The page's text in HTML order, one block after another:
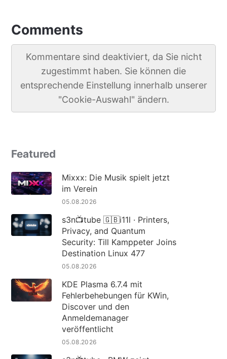
Comments
Kommentare sind deaktiviert, da Sie nicht
zugestimmt haben. Sie können die
entsprechende Einstellung innerhalb unserer
"Cookie-Auswahl" ändern.
Featured
Mixxx: Die Musik spielt jetzt
im Verein
05.08.2026
s3n📺tube 🇬🇧i11l · Printers,
Privacy, and Quantum
Security: Till Kamppeter Joins
Destination Linux 477
05.08.2026
KDE Plasma 6.7.4 mit
Fehlerbehebungen für KWin,
Discover und den
Anmeldemanager
veröffentlicht
05.08.2026